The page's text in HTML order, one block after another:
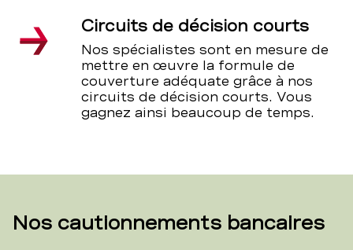
Circuits de décision courts
Nos spécialistes sont en mesure de
mettre en œuvre la formule de
couverture adéquate grâce à nos
circuits de décision courts. Vous
gagnez ainsi beaucoup de temps.
Nos cautionnements bancaires